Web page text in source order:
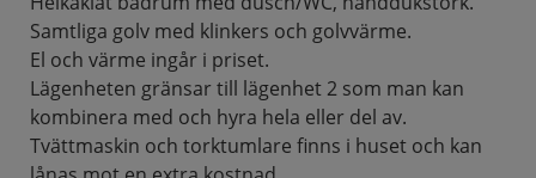
Samtliga golv med klinkers och golvvärme.
El och värme ingår i priset.
Lägenheten gränsar till lägenhet 2 som man kan
kombinera med och hyra hela eller del av.
Tvättmaskin och torktumlare finns i huset och kan